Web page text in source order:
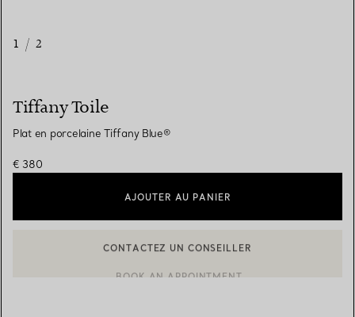
1 / 2
Tiffany Toile
Plat en porcelaine Tiffany Blue®
€ 380
AJOUTER AU PANIER